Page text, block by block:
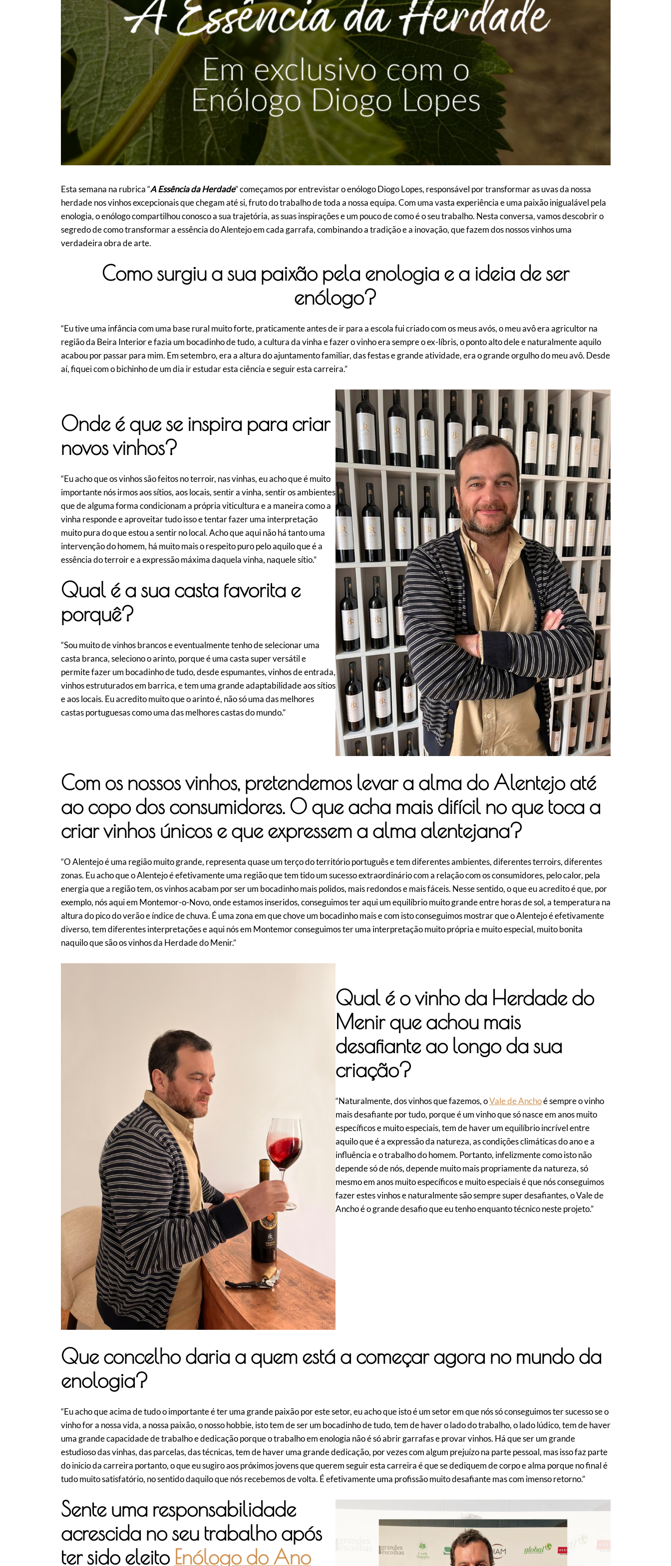
Esta semana na rubrica “A Essência da Herdade” começamos por entrevistar o enólogo Diogo Lopes, responsável por transformar as uvas da nossa
herdade nos vinhos excepcionais que chegam até si, fruto do trabalho de toda a nossa equipa. Com uma vasta experiência e uma paixão inigualável pela
enologia, o enólogo compartilhou conosco a sua trajetória, as suas inspirações e um pouco de como é o seu trabalho. Nesta conversa, vamos descobrir o
segredo de como transformar a essência do Alentejo em cada garrafa, combinando a tradição e a inovação, que fazem dos nossos vinhos uma
verdadeira obra de arte.
Como surgiu a sua paixão pela enologia e a ideia de ser
enólogo?
“Eu tive uma infância com uma base rural muito forte, praticamente antes de ir para a escola fui criado com os meus avós, o meu avô era agricultor na
região da Beira Interior e fazia um bocadinho de tudo, a cultura da vinha e fazer o vinho era sempre o ex-líbris, o ponto alto dele e naturalmente aquilo
acabou por passar para mim. Em setembro, era a altura do ajuntamento familiar, das festas e grande atividade, era o grande orgulho do meu avô. Desde
aí, fiquei com o bichinho de um dia ir estudar esta ciência e seguir esta carreira.”
Onde é que se inspira para criar
novos vinhos?
“Eu acho que os vinhos são feitos no terroir, nas vinhas, eu acho que é muito
importante nós irmos aos sítios, aos locais, sentir a vinha, sentir os ambientes
que de alguma forma condicionam a própria viticultura e a maneira como a
vinha responde e aproveitar tudo isso e tentar fazer uma interpretação
muito pura do que estou a sentir no local. Acho que aqui não há tanto uma
intervenção do homem, há muito mais o respeito puro pelo aquilo que é a
essência do terroir e a expressão máxima daquela vinha, naquele sítio.”
Qual é a sua casta favorita e
porquê?
“Sou muito de vinhos brancos e eventualmente tenho de selecionar uma
casta branca, seleciono o arinto, porque é uma casta super versátil e
permite fazer um bocadinho de tudo, desde espumantes, vinhos de entrada,
vinhos estruturados em barrica, e tem uma grande adaptabilidade aos sítios
e aos locais. Eu acredito muito que o arinto é, não só uma das melhores
castas portuguesas como uma das melhores castas do mundo.”
Com os nossos vinhos, pretendemos levar a alma do Alentejo até
ao copo dos consumidores. O que acha mais difícil no que toca a
criar vinhos únicos e que expressem a alma alentejana?
“O Alentejo é uma região muito grande, representa quase um terço do território português e tem diferentes ambientes, diferentes terroirs, diferentes
zonas. Eu acho que o Alentejo é efetivamente uma região que tem tido um sucesso extraordinário com a relação com os consumidores, pelo calor, pela
energia que a região tem, os vinhos acabam por ser um bocadinho mais polidos, mais redondos e mais fáceis. Nesse sentido, o que eu acredito é que, por
exemplo, nós aqui em Montemor-o-Novo, onde estamos inseridos, conseguimos ter aqui um equilíbrio muito grande entre horas de sol, a temperatura na
altura do pico do verão e índice de chuva. É uma zona em que chove um bocadinho mais e com isto conseguimos mostrar que o Alentejo é efetivamente
diverso, tem diferentes interpretações e aqui nós em Montemor conseguimos ter uma interpretação muito própria e muito especial, muito bonita
naquilo que são os vinhos da Herdade do Menir.”
Qual é o vinho da Herdade do
Menir que achou mais
desafiante ao longo da sua
criação?
“Naturalmente, dos vinhos que fazemos, oVale de Anchoé sempre o vinho
mais desafiante por tudo, porque é um vinho que só nasce em anos muito
específicos e muito especiais, tem de haver um equilíbrio incrível entre
aquilo que é a expressão da natureza, as condições climáticas do ano e a
influência e o trabalho do homem. Portanto, infelizmente como isto não
depende só de nós, depende muito mais propriamente da natureza, só
mesmo em anos muito específicos e muito especiais é que nós conseguimos
fazer estes vinhos e naturalmente são sempre super desafiantes, o Vale de
Ancho é o grande desafio que eu tenho enquanto técnico neste projeto.”
Que concelho daria a quem está a começar agora no mundo da
enologia?
“Eu acho que acima de tudo o importante é ter uma grande paixão por este setor, eu acho que isto é um setor em que nós só conseguimos ter sucesso se o
vinho for a nossa vida, a nossa paixão, o nosso hobbie, isto tem de ser um bocadinho de tudo, tem de haver o lado do trabalho, o lado lúdico, tem de haver
uma grande capacidade de trabalho e dedicação porque o trabalho em enologia não é só abrir garrafas e provar vinhos. Há que ser um grande
estudioso das vinhas, das parcelas, das técnicas, tem de haver uma grande dedicação, por vezes com algum prejuízo na parte pessoal, mas isso faz parte
do inicio da carreira portanto, o que eu sugiro aos próximos jovens que querem seguir esta carreira é que se dediquem de corpo e alma porque no final é
tudo muito satisfatório, no sentido daquilo que nós recebemos de volta. É efetivamente uma profissão muito desafiante mas com imenso retorno.”
Sente uma responsabilidade
acrescida no seu trabalho após
ter sido eleito Enólogo do Ano